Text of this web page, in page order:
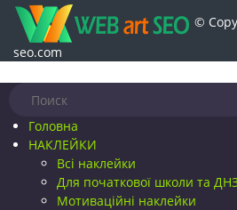
©
seo.com
Головна
НАКЛЕЙКИ
Всі наклейки
Для початкової школи та
Мотиваційні наклейки